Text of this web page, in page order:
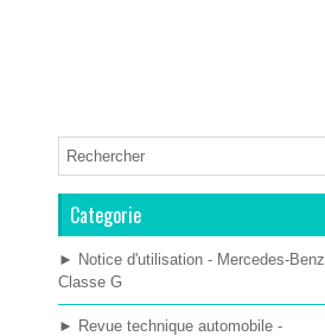
Categorie
► Notice d'utilisation - Mercedes-Benz
Classe G
► Revue technique automobile -